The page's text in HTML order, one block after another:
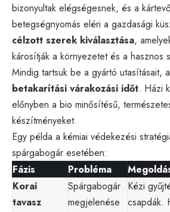
bizonyultak elégségesnek, és a
betegségnyomás eléri a gazdasági
célzott szerek kiválasztása,
károsítják a környezetet és a hasznos
Mindig tartsuk be a gyártó utasításait,
betakarítási várakozási időt. Házi
előnyben a bio minősítésű,
készítményeket.
Egy példa a kémiai védekezési
spárgabogár esetében:
Fázis
Probléma
Korai
tavasz
Spárgabogár
megjelenése
Kézi
csapdák.